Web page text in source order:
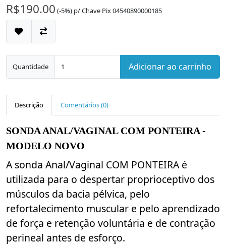
R$190.00 (-5%) p/Chave Pix 04540890000185
Quantidade Adicionar ao carrinho
Descrição Comentários (0)
SONDA ANAL/VAGINAL COM PONTEIRA -
MODELO NOVO
A sonda Anal/Vaginal COM PONTEIRA é
utilizada para o despertar proprioceptivo dos
músculos da bacia pélvica, pelo
refortalecimento muscular e pelo aprendizado
de força e retenção voluntária e de contração
perineal antes de esforço.